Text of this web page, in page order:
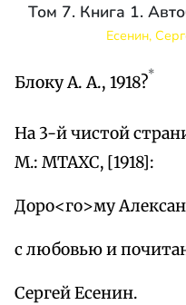
Том 7. Книга 1.
Есенин,
Блоку А. А., 1918?*
На 3-й чистой
М.: МТАХС, [1918]:
Доро<го>му
с любовью и
Сергей Есенин.